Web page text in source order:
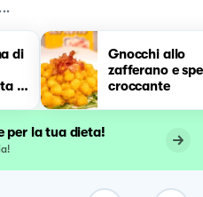
di
di
Gnocchi allo
zafferano e
croccante
per la tua dieta!